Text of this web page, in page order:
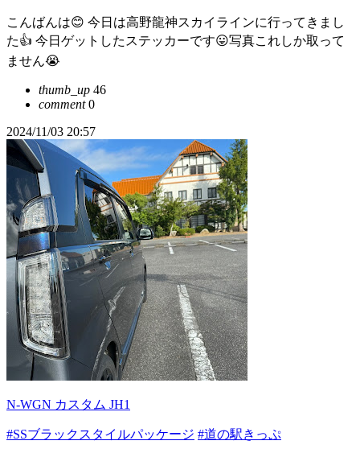
こんばんは😊 今日は高野龍神スカイラインに行ってきまし
た👍 今日ゲットしたステッカーです😛写真これしか取って
ません😭
thumb_up 46
comment0
2024/11/03 20:57
N-WGN カスタム JH1
#SSブラックスタイルパッケージ #道の駅きっぷ